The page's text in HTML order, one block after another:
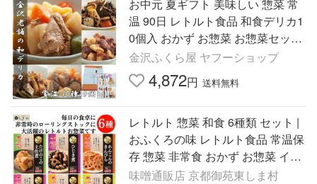
お中元 夏ギフト 美味しい 惣菜 常
温 90日 レトルト食品 和食デリカ1
0個入 おかず お惣菜 お惣菜セット
爆買 おつまみ セット ギフト レト
ルト お取り寄せ
金沢ふくら屋 ヤフーショップ
4,872円 送料無料
レトルト 惣菜 和食 6種類 セット |
おふくろの味 レトルト食品 常温保
存 惣菜 非常食 おかず お惣菜 イチ
ビキ ローリングストック
味噌通販店 京都御苑東しま村